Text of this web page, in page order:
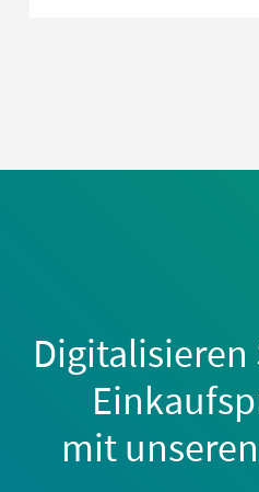
Digitalisieren
mit